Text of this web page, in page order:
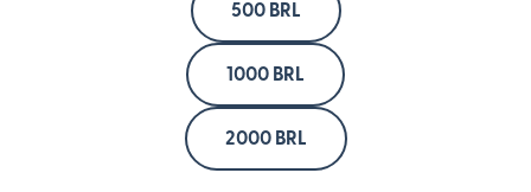
500 BRL
1000 BRL
2000 BRL